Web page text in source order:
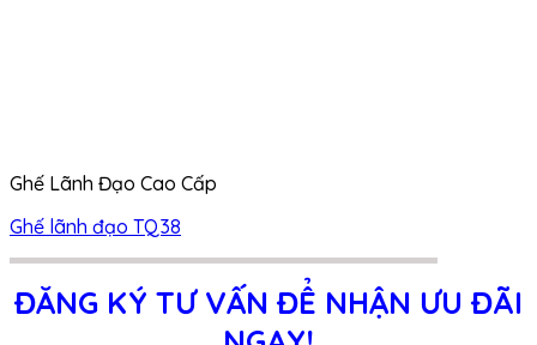
Ghế Lãnh Đạo Cao Cấp
Ghế lãnh đạo TQ38
ĐĂNG KÝ TƯ VẤN ĐỂ NHẬN ƯU ĐÃI